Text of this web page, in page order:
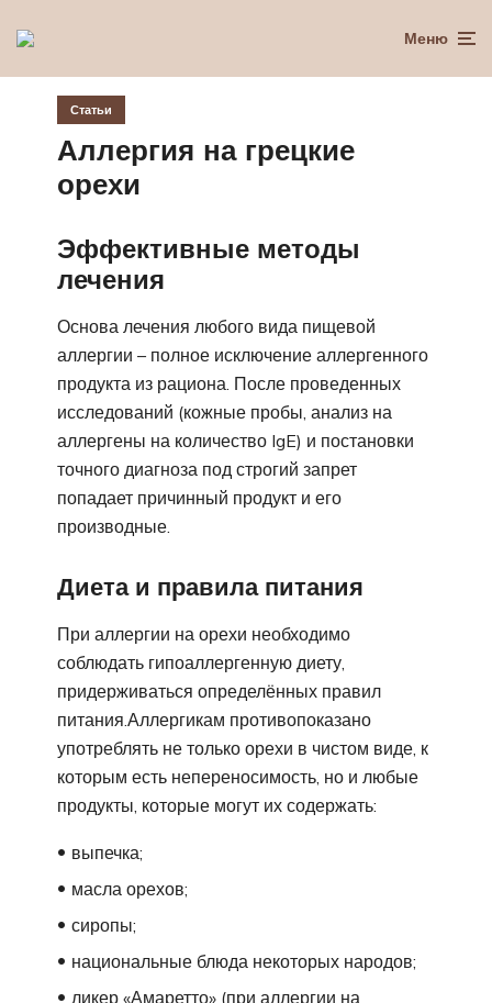
Меню
Статьи
Аллергия на грецкие
орехи
Эффективные методы
лечения
Основа лечения любого вида пищевой
аллергии – полное исключение аллергенного
продукта из рациона. После проведенных
исследований (кожные пробы, анализ на
аллергены на количество IgE) и постановки
точного диагноза под строгий запрет
попадает причинный продукт и его
производные.
Диета и правила питания
При аллергии на орехи необходимо
соблюдать гипоаллергенную диету,
придерживаться определённых правил
питания.Аллергикам противопоказано
употреблять не только орехи в чистом виде, к
которым есть непереносимость, но и любые
продукты, которые могут их содержать:
выпечка;
масла орехов;
сиропы;
национальные блюда некоторых народов;
ликер «Амаретто» (при аллергии на